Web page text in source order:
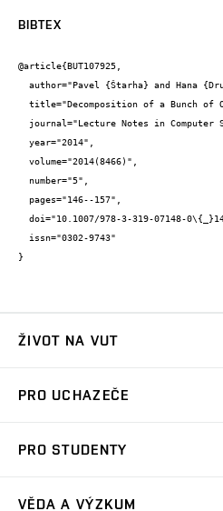
BIBTEX
@article{BUT107925,
}
ŽIVOT NA VUT
Koleje
Sport na VUT
PRO UCHAZEČE
Dny otevřených dveří
PRO STUDENTY
VĚDA A VÝZKUM